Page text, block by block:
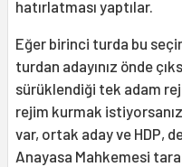
hatırlatması yaptılar.
Eğer birinci turda bu
turdan adayınız önde
sürüklendiği tek adam
rejim kurmak
var, ortak aday ve HDP,
Anayasa Mahkemesi